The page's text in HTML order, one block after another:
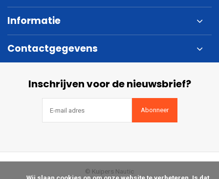
Informatie
Contactgegevens
Inschrijven voor de nieuwsbrief?
Abonneer
© Kuipers Nautic